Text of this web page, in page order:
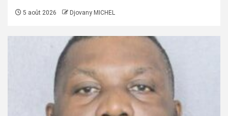
5 août 2026 Djovany MICHEL